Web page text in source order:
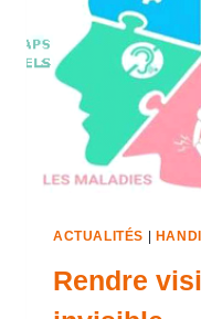
ACTUALITÉS
Rendre